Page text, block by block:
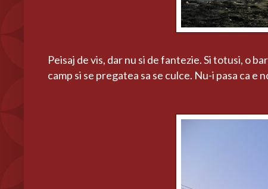
Peisaj de vis, dar nu si de fantezie. Si totusi, o
camp si se pregatea sa se culce. Nu-i pasa ca e